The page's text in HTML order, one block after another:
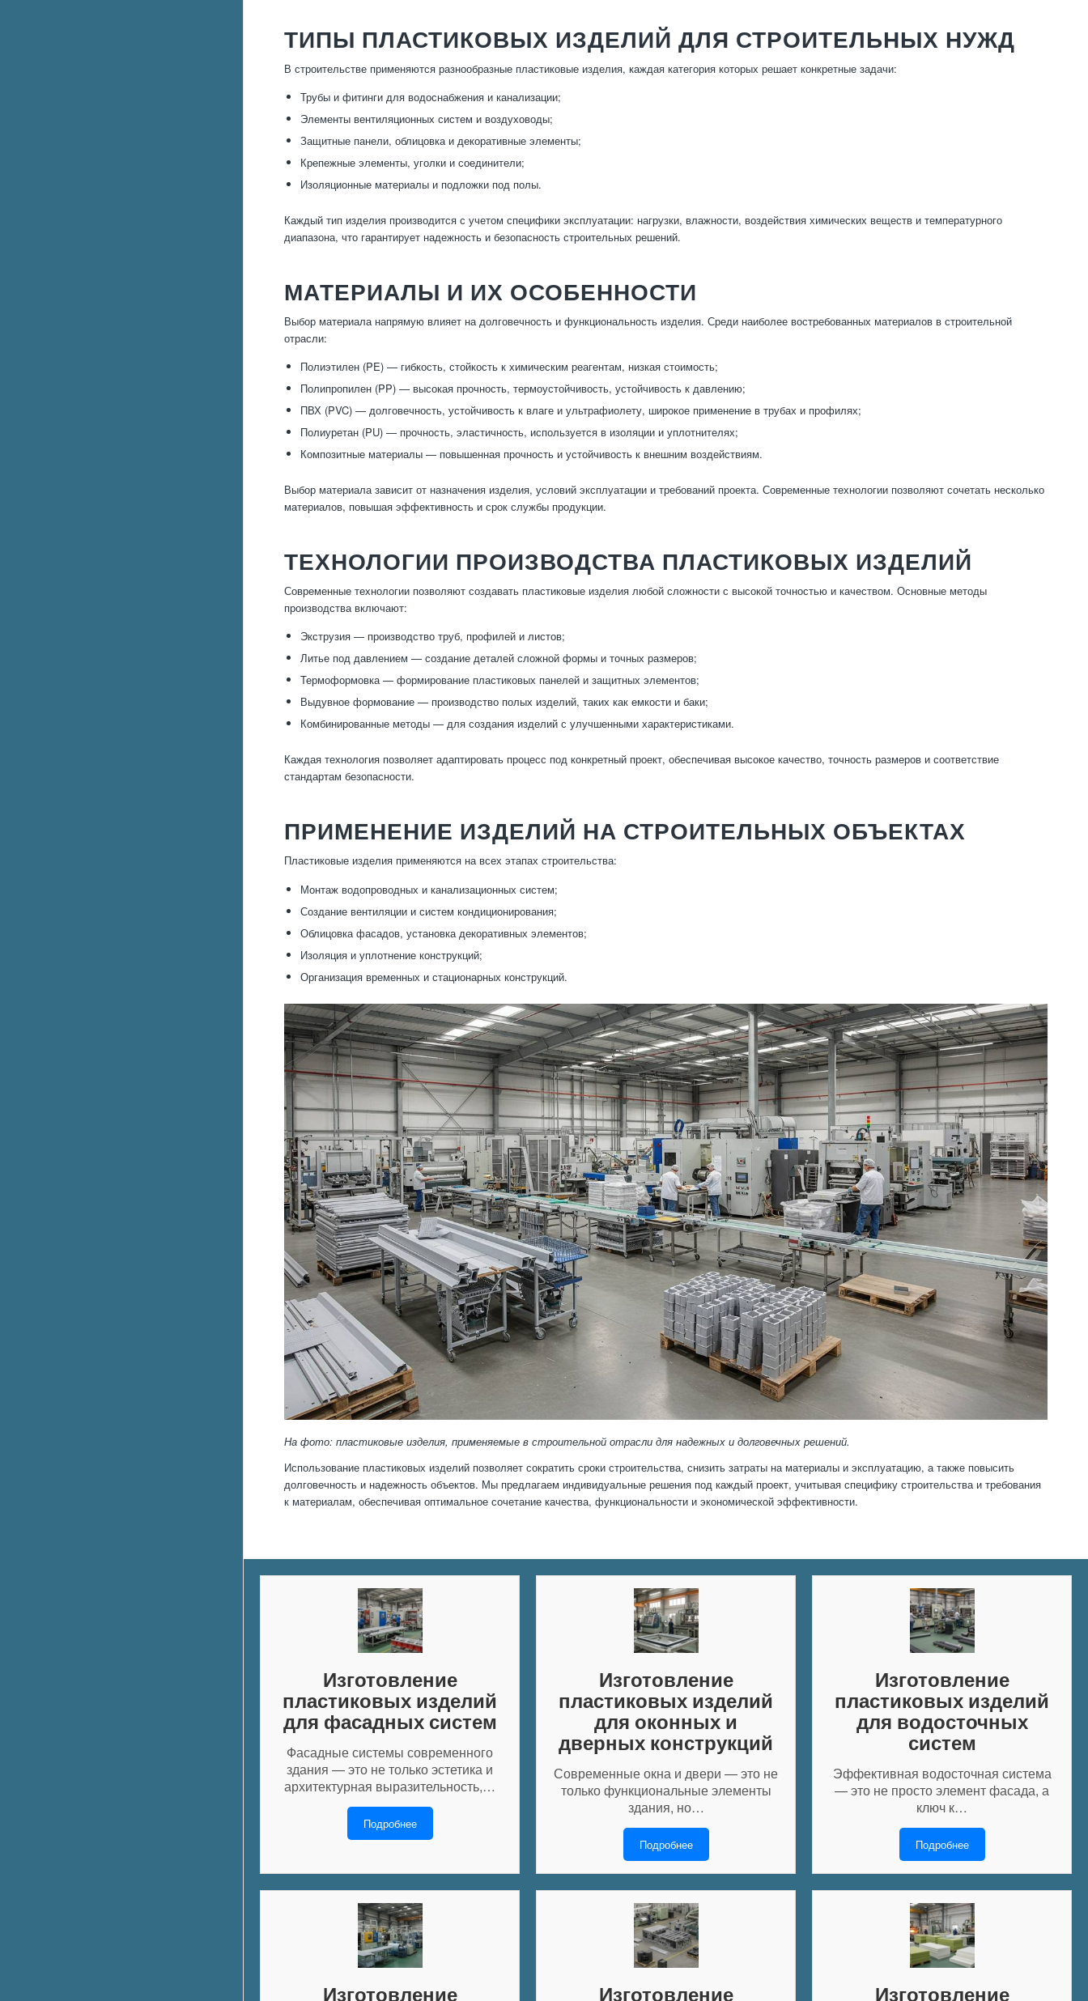
ТИПЫ ПЛАСТИКОВЫХ ИЗДЕЛИЙ ДЛЯ СТРОИТЕЛЬНЫХ НУЖД
В строительстве применяются разнообразные пластиковые изделия, каждая категория которых решает конкретные задачи:
Трубы и фитинги для водоснабжения и канализации;
Элементы вентиляционных систем и воздуховоды;
Защитные панели, облицовка и декоративные элементы;
Крепежные элементы, уголки и соединители;
Изоляционные материалы и подложки под полы.
Каждый тип изделия производится с учетом специфики эксплуатации: нагрузки, влажности, воздействия химических веществ и температурного
диапазона, что гарантирует надежность и безопасность строительных решений.
МАТЕРИАЛЫ И ИХ ОСОБЕННОСТИ
Выбор материала напрямую влияет на долговечность и функциональность изделия. Среди наиболее востребованных материалов в строительной
отрасли:
Полиэтилен (PE) — гибкость, стойкость к химическим реагентам, низкая стоимость;
Полипропилен (PP) — высокая прочность, термоустойчивость, устойчивость к давлению;
ПВХ (PVC) — долговечность, устойчивость к влаге и ультрафиолету, широкое применение в трубах и профилях;
Полиуретан (PU) — прочность, эластичность, используется в изоляции и уплотнителях;
Композитные материалы — повышенная прочность и устойчивость к внешним воздействиям.
Выбор материала зависит от назначения изделия, условий эксплуатации и требований проекта. Современные технологии позволяют сочетать несколько
материалов, повышая эффективность и срок службы продукции.
ТЕХНОЛОГИИ ПРОИЗВОДСТВА ПЛАСТИКОВЫХ ИЗДЕЛИЙ
Современные технологии позволяют создавать пластиковые изделия любой сложности с высокой точностью и качеством. Основные методы
производства включают:
Экструзия — производство труб, профилей и листов;
Литье под давлением — создание деталей сложной формы и точных размеров;
Термоформовка — формирование пластиковых панелей и защитных элементов;
Выдувное формование — производство полых изделий, таких как емкости и баки;
Комбинированные методы — для создания изделий с улучшенными характеристиками.
Каждая технология позволяет адаптировать процесс под конкретный проект, обеспечивая высокое качество, точность размеров и соответствие
стандартам безопасности.
ПРИМЕНЕНИЕ ИЗДЕЛИЙ НА СТРОИТЕЛЬНЫХ ОБЪЕКТАХ
Пластиковые изделия применяются на всех этапах строительства:
Монтаж водопроводных и канализационных систем;
Создание вентиляции и систем кондиционирования;
Облицовка фасадов, установка декоративных элементов;
Изоляция и уплотнение конструкций;
Организация временных и стационарных конструкций.
На фото: пластиковые изделия, применяемые в строительной отрасли для надежных и долговечных решений.
Использование пластиковых изделий позволяет сократить сроки строительства, снизить затраты на материалы и эксплуатацию, а также повысить
долговечность и надежность объектов. Мы предлагаем индивидуальные решения под каждый проект, учитывая специфику строительства и требования
к материалам, обеспечивая оптимальное сочетание качества, функциональности и экономической эффективности.
Изготовление
пластиковых изделий
для фасадных систем
Фасадные системы современного
здания — это не только эстетика и
архитектурная выразительность,…
Подробнее
Изготовление
пластиковых изделий
для оконных и
дверных конструкций
Современные окна и двери — это не
только функциональные элементы
здания, но…
Подробнее
Изготовление
пластиковых изделий
для водосточных
систем
Эффективная водосточная система
— это не просто элемент фасада, а
ключ к…
Подробнее
Изготовление Изготовление Изготовление